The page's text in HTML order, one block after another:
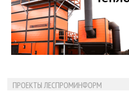
ПРОЕКТЫ ЛЕСПРОМИНФОРМ